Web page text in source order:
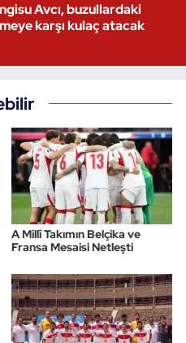
Avcı, buzullardaki
karşı kulaç atacak
A Millî Takımın Belçika ve
Fransa Mesaisi Netleşti